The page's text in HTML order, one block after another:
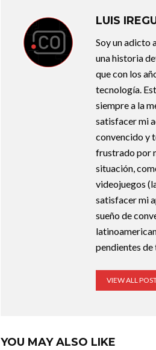
LUIS
Soy un adicto
una historia
que con los
tecnología.
siempre a la
satisfacer mi
convencido y
frustrado por
situación,
videojuegos
satisfacer mi
sueño de
pendientes
VIEW ALL
YOU MAY ALSO LIKE